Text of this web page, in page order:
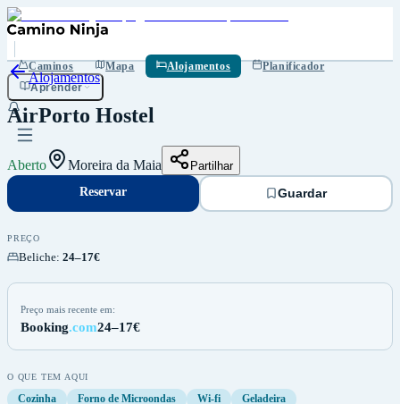
Caminos Mapa Alojamentos
Planificador
Aprender
Alojamentos
AirPorto Hostel
Aberto Moreira da Maia Partilhar
Reservar
Reservar Guardar
PREÇO
Beliche: 24–17€
Preço mais recente em:
Booking.com24–17€
O QUE TEM AQUI
Cozinha Forno de Microondas Wi-fi Geladeira